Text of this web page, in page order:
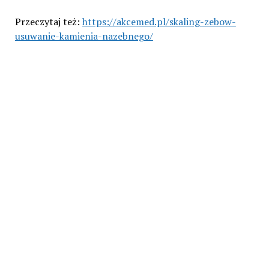
Przeczytaj też: https://akcemed.pl/skaling-zebow-
usuwanie-kamienia-nazebnego/